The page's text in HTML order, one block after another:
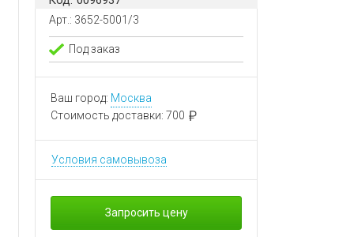
Арт.: 3652-5001/3
Под заказ
Ваш город: Москва
Стоимость доставки: 700
Условия самовывоза
Запросить цену